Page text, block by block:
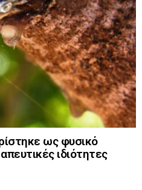
ως φυσικό
ιδιότητες